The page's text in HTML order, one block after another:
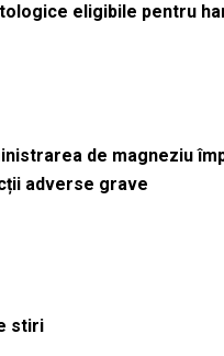
eligibile pentru
de magneziu
adverse grave
stiri